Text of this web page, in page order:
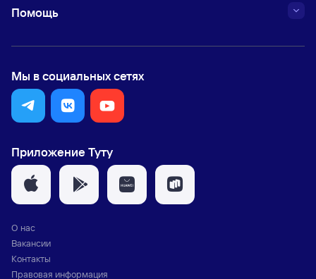
Помощь
Мы в социальных сетях
Приложение Туту
О нас
Вакансии
Контакты
Правовая информация